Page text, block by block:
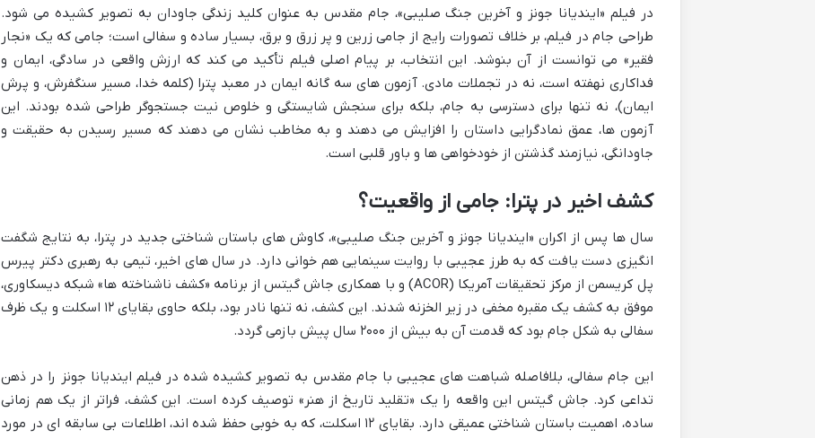
در فیلم «ایندیانا جونز و آخرین جنگ صلیبی»، جام مقدس به عنوان کلید زندگی جاودان به تصویر کشیده می شود.
طراحی جام در فیلم، بر خلاف تصورات رایج از جامی زرین و پر زرق و برق، بسیار ساده و سفالی است؛ جامی که یک «نجار
فقیر» می توانست از آن بنوشد. این انتخاب، بر پیام اصلی فیلم تأکید می کند که ارزش واقعی در سادگی، ایمان و
فداکاری نهفته است، نه در تجملات مادی. آزمون های سه گانه ایمان در معبد پترا (کلمه خدا، مسیر سنگفرش، و پرش
ایمان)، نه تنها برای دسترسی به جام، بلکه برای سنجش شایستگی و خلوص نیت جستجوگر طراحی شده بودند. این
آزمون ها، عمق نمادگرایی داستان را افزایش می دهند و به مخاطب نشان می دهند که مسیر رسیدن به حقیقت و
جاودانگی، نیازمند گذشتن از خودخواهی ها و باور قلبی است.
کشف اخیر در پترا: جامی از واقعیت؟
سال ها پس از اکران «ایندیانا جونز و آخرین جنگ صلیبی»، کاوش های باستان شناختی جدید در پترا، به نتایج شگفت
انگیزی دست یافت که به طرز عجیبی با روایت سینمایی هم خوانی دارد. در سال های اخیر، تیمی به رهبری دکتر پیرس
پل کریسمن از مرکز تحقیقات آمریکا (ACOR) و با همکاری جاش گیتس از برنامه «کشف ناشناخته ها» شبکه دیسکاوری،
موفق به کشف یک مقبره مخفی در زیر الخزنه شدند. این کشف، نه تنها نادر بود، بلکه حاوی بقایای ۱۲ اسکلت و یک ظرف
سفالی به شکل جام بود که قدمت آن به بیش از ۲۰۰۰ سال پیش بازمی گردد.
این جام سفالی، بلافاصله شباهت های عجیبی با جام مقدس به تصویر کشیده شده در فیلم ایندیانا جونز را در ذهن
تداعی کرد. جاش گیتس این واقعه را یک «تقلید تاریخ از هنر» توصیف کرده است. این کشف، فراتر از یک هم زمانی
ساده، اهمیت باستان شناختی عمیقی دارد. بقایای ۱۲ اسکلت، که به خوبی حفظ شده اند، اطلاعات بی سابقه ای در مورد